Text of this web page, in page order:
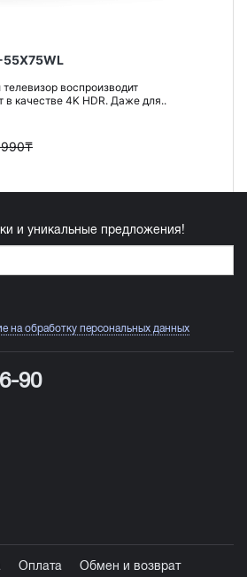
55X75WL
воспроизводит
в качестве 4K HDR. Даже для..
и уникальные предложения!
на обработку персональных данных
90
Оплата Обмен и возврат